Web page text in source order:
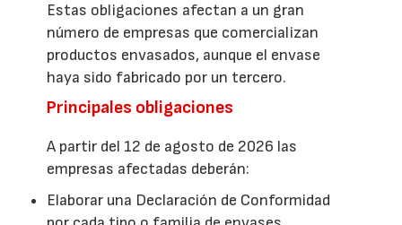
Estas obligaciones afectan a un gran
número de empresas que comercializan
productos envasados, aunque el envase
haya sido fabricado por un tercero.
Principales obligaciones
A partir del 12 de agosto de 2026 las
empresas afectadas deberán:
Elaborar una Declaración de Conformidad